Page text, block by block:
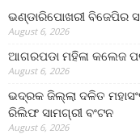
ଭଣ୍ଡାରିପୋଖରୀ ବିଜେପିର
August 6, 2026
ଆଗରପଡା ମହିଳା କଲେଜ
August 6, 2026
ଭଦ୍ରକ ଜିଲ୍ଲା ଦଳିତ
ରିଲିଫ ସାମଗ୍ରୀ ବଂଟନ
August 6, 2026